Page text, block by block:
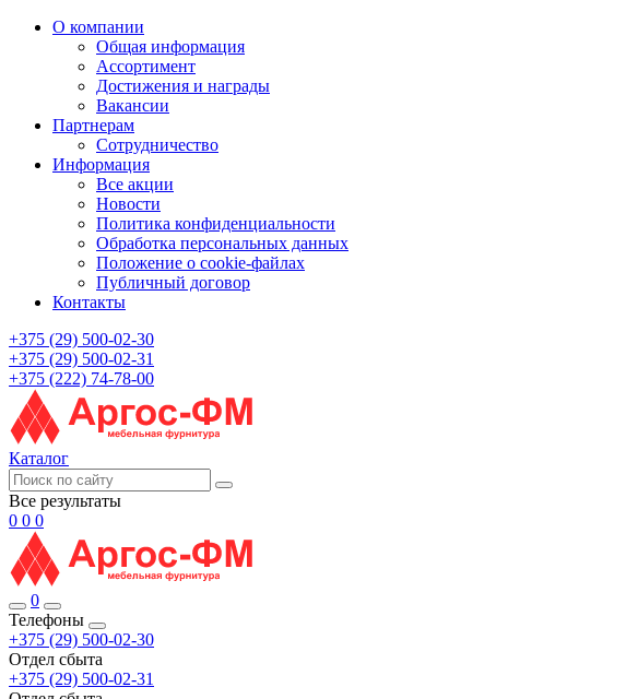
О компании
Общая информация
Ассортимент
Достижения и награды
Вакансии
Партнерам
Сотрудничество
Информация
Все акции
Новости
Политика конфиденциальности
Обработка персональных данных
Положение о cookie-файлах
Публичный договор
Контакты
+375 (29) 500-02-30
+375 (29) 500-02-31
+375 (222) 74-78-00
Каталог
Все результаты
0 0 0
0
Телефоны
+375 (29) 500-02-30
Отдел сбыта
+375 (29) 500-02-31